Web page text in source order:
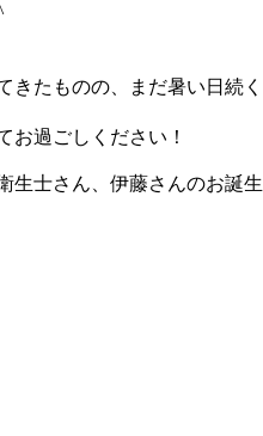
きたものの、まだ暑い日続く
お過ごしください！
生士さん、伊藤さんのお誕生